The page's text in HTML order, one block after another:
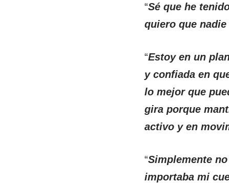
“Sé que he
quiero que
“Estoy en un
y confiada en
lo mejor que
gira porque
activo y en
“Simplemente
importaba mi